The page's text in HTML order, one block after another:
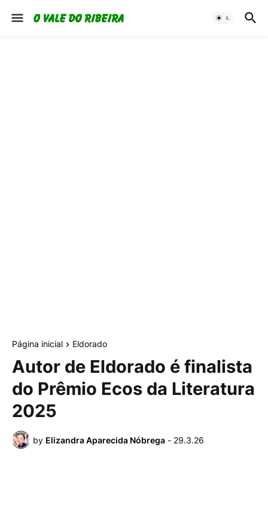
Página inicial Eldorado
Autor de Eldorado é finalista
do Prêmio Ecos da Literatura
2025
by Elizandra Aparecida Nóbrega - 29.3.26